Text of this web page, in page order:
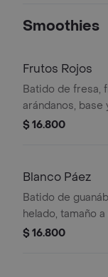
Smoothies
Frutos Rojos
Batido de fresa,
arándanos, base
$ 16.800
Blanco Páez
Batido de
helado, tamaño
$ 16.800